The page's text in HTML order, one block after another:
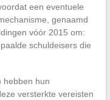
een eventuele
genaamd
vóór 2015 om:
schuldeisers die
hebben hun
versterkte vereisten